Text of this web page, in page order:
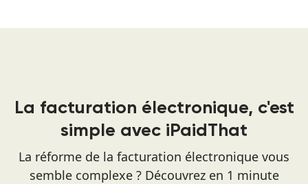
La facturation électronique, c'est
simple avec iPaidThat
La réforme de la facturation électronique vous
semble complexe ? Découvrez en 1 minute